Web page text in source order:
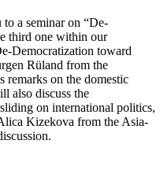
a seminar on “De-
third one within our
Democratization toward
Rüland from the
on the domestic
also discuss the
on international politics,
Kizekova from the Asia-